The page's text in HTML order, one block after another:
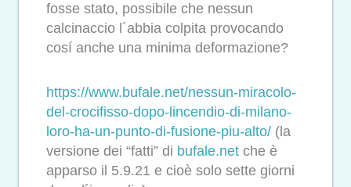
fosse stato, possibile che nessun
calcinaccio l´abbia colpita provocando
cosí anche una minima deformazione?
https://www.bufale.net/nessun-miracolo-
del-crocifisso-dopo-lincendio-di-milano-
loro-ha-un-punto-di-fusione-piu-alto/ (la
versione dei “fatti” di bufale.net che è
apparso il 5.9.21 e cioè solo sette giorni